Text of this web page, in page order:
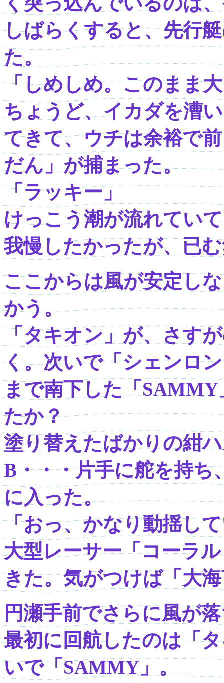
しばらくすると、先行
た。
「しめしめ。このまま
ちょうど、イカダを漕
てきて、ウチは余裕で
だん」が捕まった。
「ラッキー」
けっこう潮が流れてい
我慢したかったが、已
ここからは風が安定し
かう。
「タキオン」が、さす
く。次いで「シェンロ
まで南下した「
たか？
塗り替えたばかりの紺
B・・・片手に舵を持ち
に入った。
「おっ、かなり動揺し
大型レーサー「コーラ
きた。気がつけば「大
円瀬手前でさらに風が
最初に回航したのは「
いで「SAMMY」。